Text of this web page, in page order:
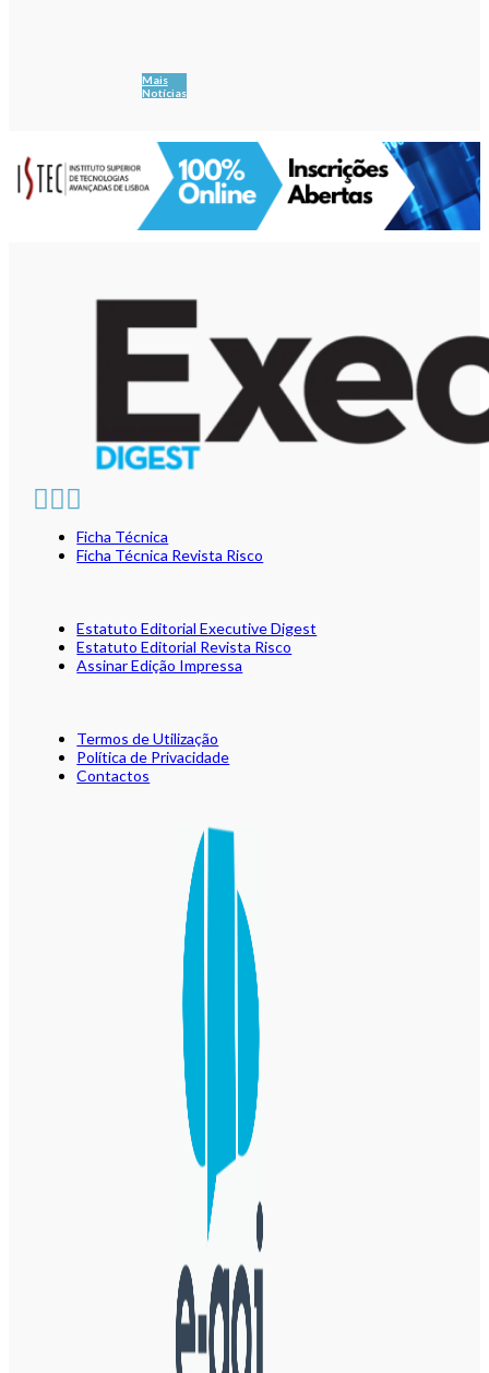
Mais
Notícias
Ficha Técnica
Ficha Técnica Revista Risco
Estatuto Editorial Executive Digest
Estatuto Editorial Revista Risco
Assinar Edição Impressa
Termos de Utilização
Política de Privacidade
Contactos